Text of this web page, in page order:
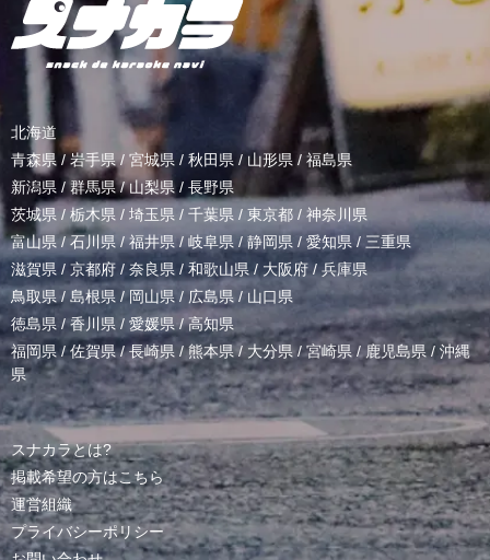
北海道
青森県 / 岩手県/ 宮城県 / 秋田県 / 山形県/ 福島県
新潟県 /群馬県/山梨県 / 長野県
茨城県 / 栃木県 / 埼玉県 / 千葉県 / 東京都 / 神奈川県
富山県 /石川県/福井県/岐阜県 / 静岡県 / 愛知県 / 三重県
滋賀県 / 京都府 / 奈良県 / 和歌山県/ 大阪府 /兵庫県
鳥取県/ 島根県 /岡山県/ 広島県 / 山口県
徳島県 /香川県 / 愛媛県/高知県
福岡県/佐賀県/長崎県 /熊本県/ 大分県/宮崎県 /鹿児島県 / 沖縄
県
スナカラとは?
掲載希望の方はこちら
運営組織
プライバシーポリシー